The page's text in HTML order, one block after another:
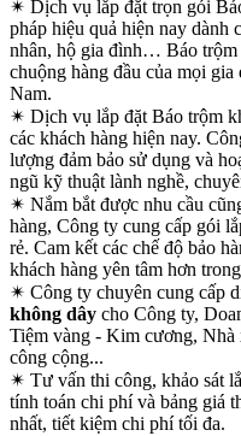
✴ Dịch vụ lắp đặt trọn gói
pháp hiệu quả hiện nay dành
nhân, hộ gia đình… Báo trộm
chuộng hàng đầu của mọi
Nam.
✴ Dịch vụ lắp đặt Báo trộm
các khách hàng hiện nay.
lượng đảm bảo sử dụng và
ngũ kỹ thuật lành nghề,
✴ Nắm bắt được nhu cầu
hàng, Công ty cung cấp gói
rẻ. Cam kết các chế độ bảo
khách hàng yên tâm hơn
✴ Công ty chuyên cung cấp
không dây cho Công ty,
Tiệm vàng - Kim cương,
công cộng...
✴ Tư vấn thi công, khảo sát
tính toán chi phí và bảng giá
nhất, tiết kiệm chi phí tối đa.